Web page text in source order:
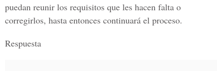
puedan reunir los requisitos que les hacen falta o
corregirlos, hasta entonces continuará el proceso.
Respuesta